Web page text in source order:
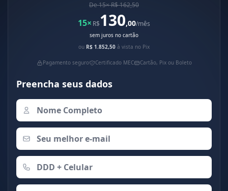
De 15× R$ 162,50
15× R$130,00/mês
sem juros no cartão
ou R$ 1.852,50 à vista no Pix
Pagamento seguro Certificado MEC Cartão, Pix ou Boleto
Preencha seus dados